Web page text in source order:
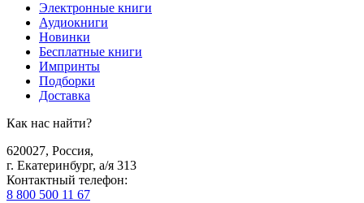
Электронные книги
Аудиокниги
Новинки
Бесплатные книги
Импринты
Подборки
Доставка
Как нас найти?
620027, Россия,
г. Екатеринбург, а/я 313
Контактный телефон:
8 800 500 11 67